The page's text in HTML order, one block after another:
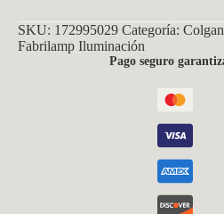
SKU: 172995029 Categoría:
Fabrilamp Iluminación
Pago seguro